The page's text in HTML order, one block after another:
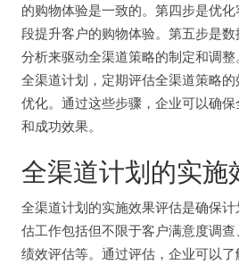
的购物体验是一致的。第四步是优
段提升客户的购物体验。第五步是
分析来驱动全渠道策略的制定和调
全渠道计划，定期评估全渠道策略
优化。通过这些步骤，企业可以确
和成功效果。
全渠道计划的实施
全渠道计划的实施效果评估是确保
估工作包括但不限于客户满意度调
绩效评估等。通过评估，企业可以